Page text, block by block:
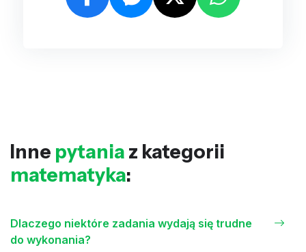
Inne pytania z kategorii
matematyka:
Dlaczego niektóre zadania wydają się trudne
do wykonania?